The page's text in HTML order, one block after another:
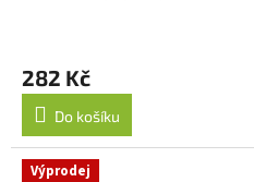
282 Kč
Do košíku
Výprodej